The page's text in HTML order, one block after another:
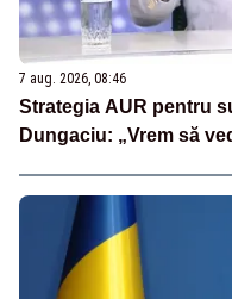
7 aug. 2026, 08:46
Strategia AUR pentru
Dungaciu: „Vrem să